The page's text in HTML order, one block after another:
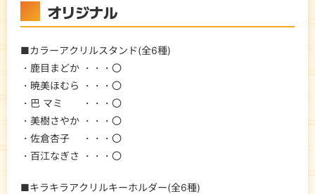
オリジナル
■カラーアクリルスタンド(全6種)
・鹿目まどか ・・・〇
・暁美ほむら ・・・〇
・巴 マミ ・・・〇
・美樹さやか ・・・〇
・佐倉杏子 ・・・〇
・百江なぎさ ・・・〇
■キラキラアクリルキーホルダー(全6種)